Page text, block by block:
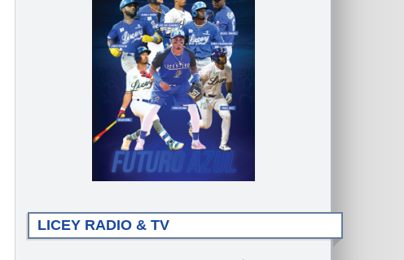
LICEY RADIO & TV